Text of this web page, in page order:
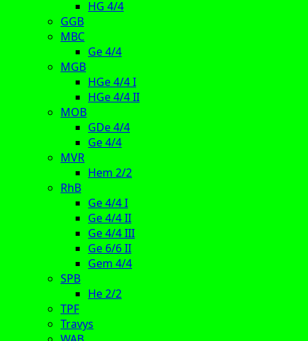
HG 4/4
GGB
MBC
Ge 4/4
MGB
HGe 4/4 I
HGe 4/4 II
MOB
GDe 4/4
Ge 4/4
MVR
Hem 2/2
RhB
Ge 4/4 I
Ge 4/4 II
Ge 4/4 III
Ge 6/6 II
Gem 4/4
SPB
He 2/2
TPF
Travys